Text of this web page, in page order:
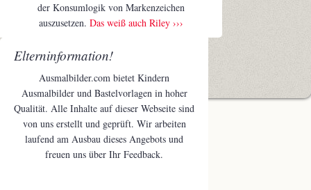
der Konsumlogik von Markenzeichen
auszusetzen. Das weiß auch Riley ›››
Elterninformation!
Ausmalbilder.com bietet Kindern
Ausmalbilder und Bastelvorlagen in hoher
Qualität. Alle Inhalte auf dieser Webseite sind
von uns erstellt und geprüft. Wir arbeiten
laufend am Ausbau dieses Angebots und
freuen uns über Ihr Feedback.